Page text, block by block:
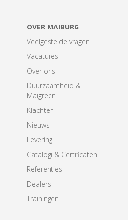
OVER MAIBURG
Veelgestelde vragen
Vacatures
Over ons
Duurzaamheid &
Maigreen
Klachten
Nieuws
Levering
Catalogi & Certificaten
Referenties
Dealers
Trainingen